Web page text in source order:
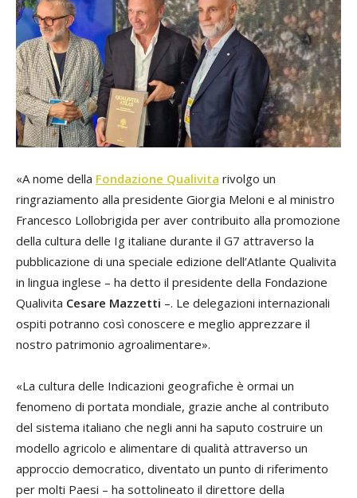
«A nome della Fondazione Qualivita rivolgo un
ringraziamento alla presidente Giorgia Meloni e al ministro
Francesco Lollobrigida per aver contribuito alla promozione
della cultura delle Ig italiane durante il G7 attraverso la
pubblicazione di una speciale edizione dell’Atlante Qualivita
in lingua inglese – ha detto il presidente della Fondazione
Qualivita Cesare Mazzetti –. Le delegazioni internazionali
ospiti potranno così conoscere e meglio apprezzare il
nostro patrimonio agroalimentare».
«La cultura delle Indicazioni geografiche è ormai un
fenomeno di portata mondiale, grazie anche al contributo
del sistema italiano che negli anni ha saputo costruire un
modello agricolo e alimentare di qualità attraverso un
approccio democratico, diventato un punto di riferimento
per molti Paesi – ha sottolineato il direttore della